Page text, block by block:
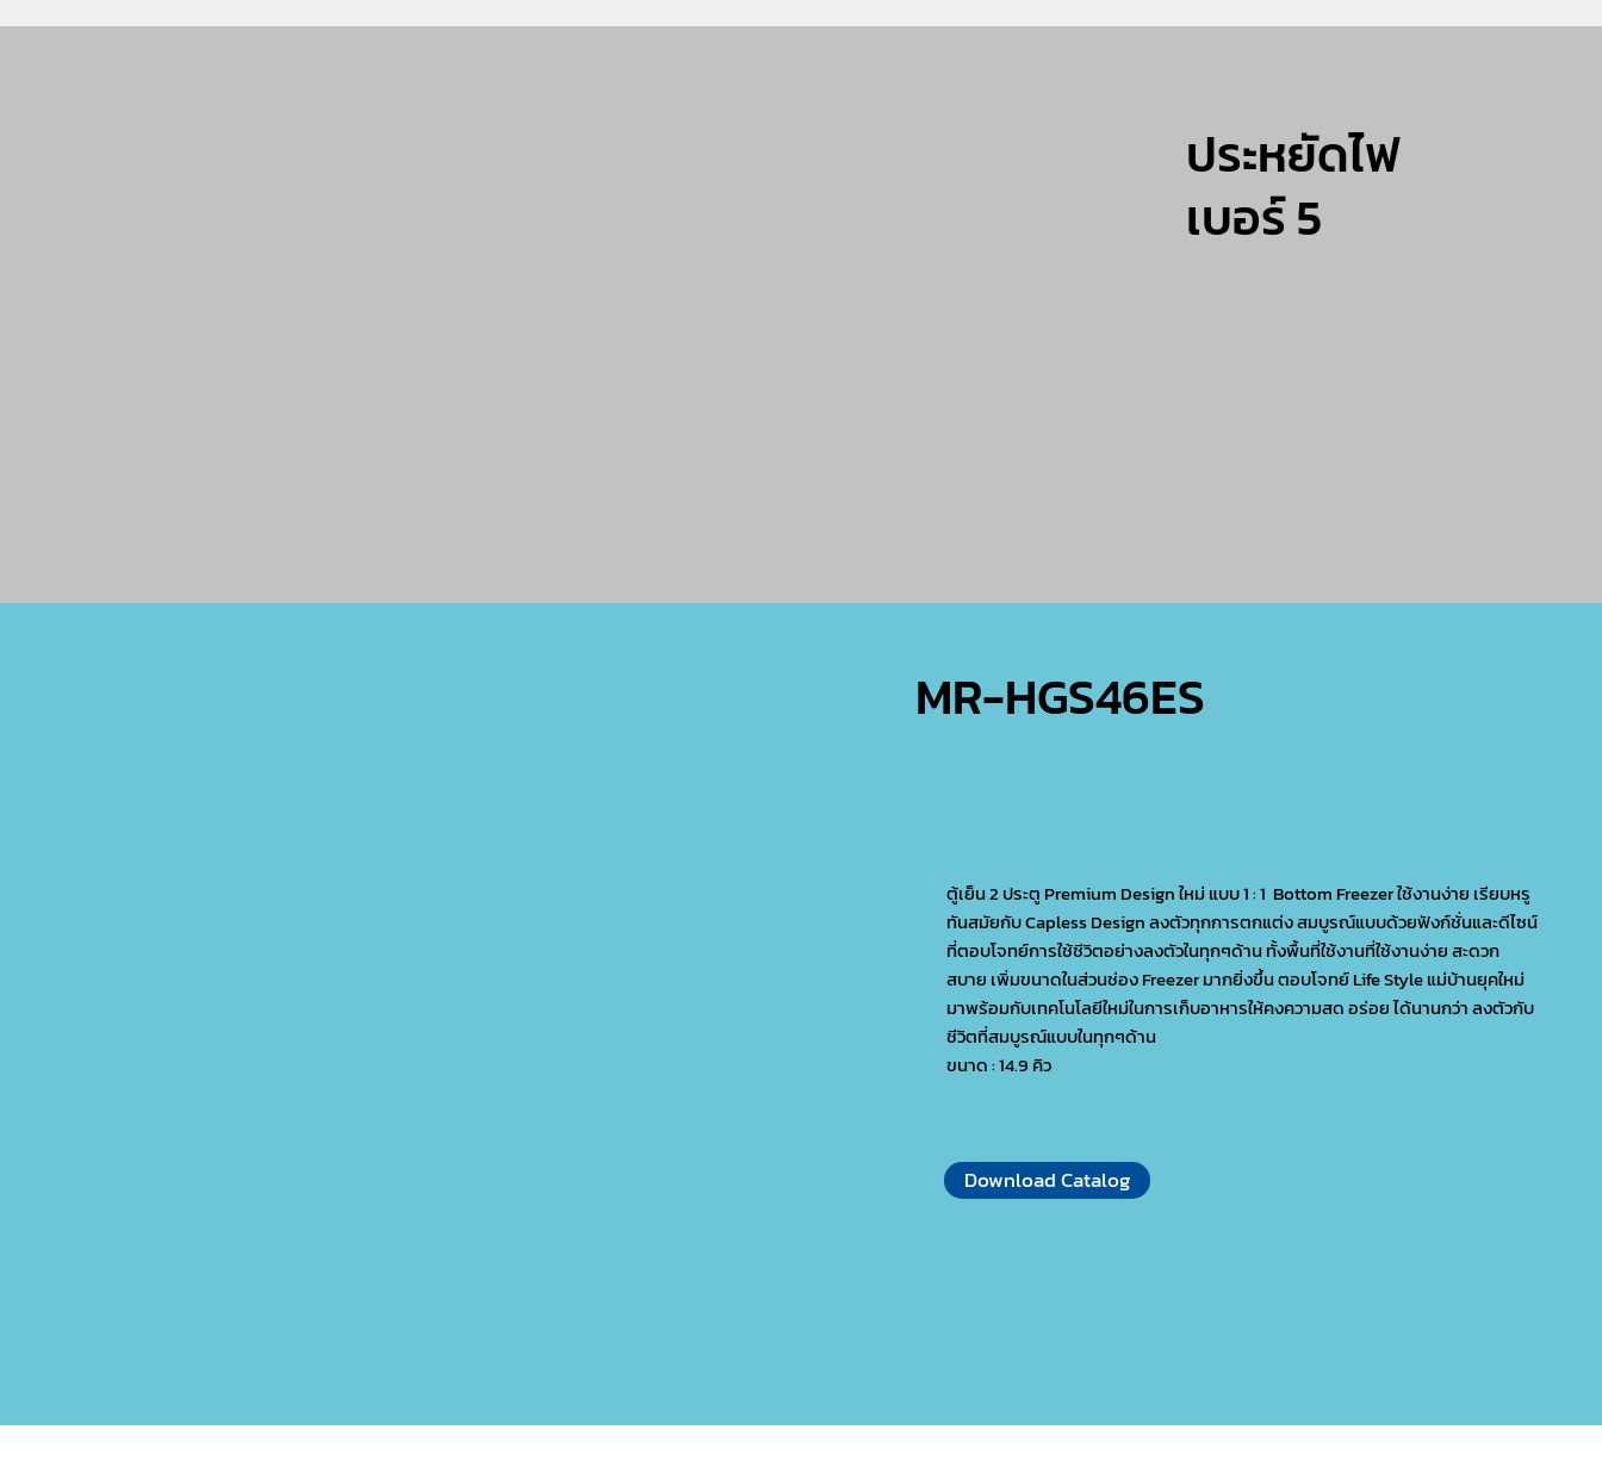
ประหยัดไฟ
เบอร์ 5
MR-HGS46ES
ตู้เย็น 2 ประตู Premium Design ใหม่ แบบ 1 : 1 Bottom Freezer ใช้งานง่าย เรียบหรู
ทันสมัยกับ Capless Design ลงตัวทุกการตกแต่ง สมบูรณ์แบบด้วยฟังก์ชั่นและดีไซน์
ที่ตอบโจทย์การใช้ชีวิตอย่างลงตัวในทุกๆด้าน ทั้งพื้นที่ใช้งานที่ใช้งานง่าย สะดวก
สบาย เพิ่มขนาดในส่วนช่อง Freezer มากยิ่งขึ้น ตอบโจทย์ Life Style แม่บ้านยุคใหม่
มาพร้อมกับเทคโนโลยีใหม่ในการเก็บอาหารให้คงความสด อร่อย ได้นานกว่า ลงตัวกับ
ชีวิตที่สมบูรณ์แบบในทุกๆด้าน
ขนาด : 14.9 คิว
Download Catalog